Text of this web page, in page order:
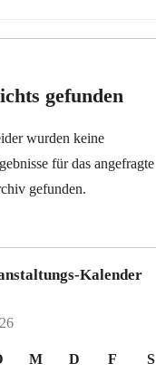
gefunden
wurden keine
für das angefragte
gefunden.
Kalender
M D F S